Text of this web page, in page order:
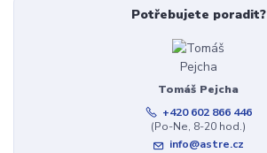
Potřebujete poradit?
Tomáš Pejcha
+420 602 866 446
(Po-Ne, 8-20 hod.)
info@astre.cz